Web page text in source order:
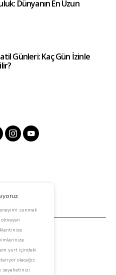
Dünyanın En Uzun
Günleri: Kaç Gün İzinle